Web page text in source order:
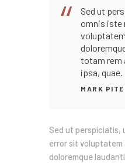
Sed ut
omnis iste
totam rem
ipsa, quae.
MARK
Sed ut perspiciatis,
error sit
doloremque